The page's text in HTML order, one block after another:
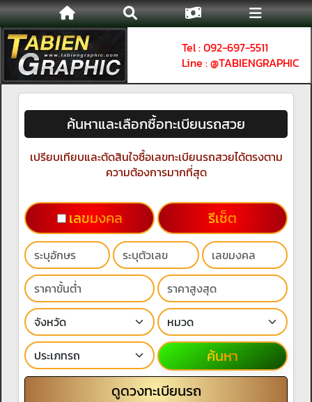
Tel : 092-697-5511
Line : @TABIENGRAPHIC
ค้นหาและเลือกซื้อทะเบียนรถสวย
เปรียบเทียบและตัดสินใจซื้อเลขทะเบียนรถสวยได้ตรงตาม
ความต้องการมากที่สุด
เลขมงคล รีเช็ต
ค้นหา
ดูดวงทะเบียนรถ